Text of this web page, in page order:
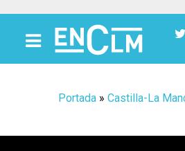
Portada » Castilla-La